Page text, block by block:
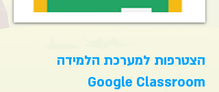
הצטרפות למערכת הלמידה
Google Classroom